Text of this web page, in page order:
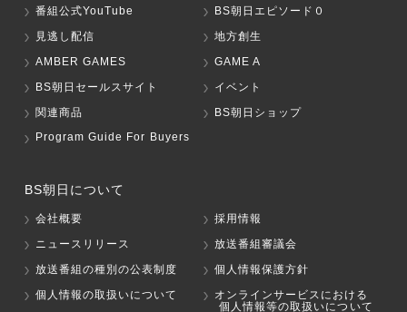
番組公式YouTube
BS朝日エピソード０
見逃し配信
地方創生
AMBER GAMES
GAME A
BS朝日セールスサイト
イベント
関連商品
BS朝日ショップ
Program Guide For Buyers
BS朝日について
会社概要
採用情報
ニュースリリース
放送番組審議会
放送番組の種別の公表制度
個人情報保護方針
個人情報の取扱いについて
オンラインサービスにおける
個人情報等の取扱いについて